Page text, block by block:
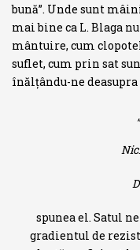
bună”. Unde sunt
mai bine ca L. Blaga
mântuire, cum
suflet, cum prin sat
înălţându-ne
Nici
spunea el. Satul
gradientul de